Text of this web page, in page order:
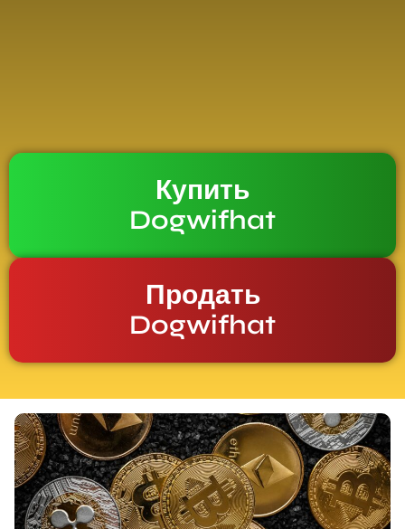
Купить
Dogwifhat
Продать
Dogwifhat